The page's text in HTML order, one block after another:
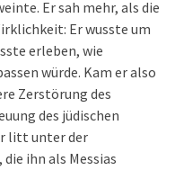
Er sah mehr, als die
Er wusste um
erleben, wie
würde. Kam er also
Zerstörung des
des jüdischen
litt unter der
ihn als Messias